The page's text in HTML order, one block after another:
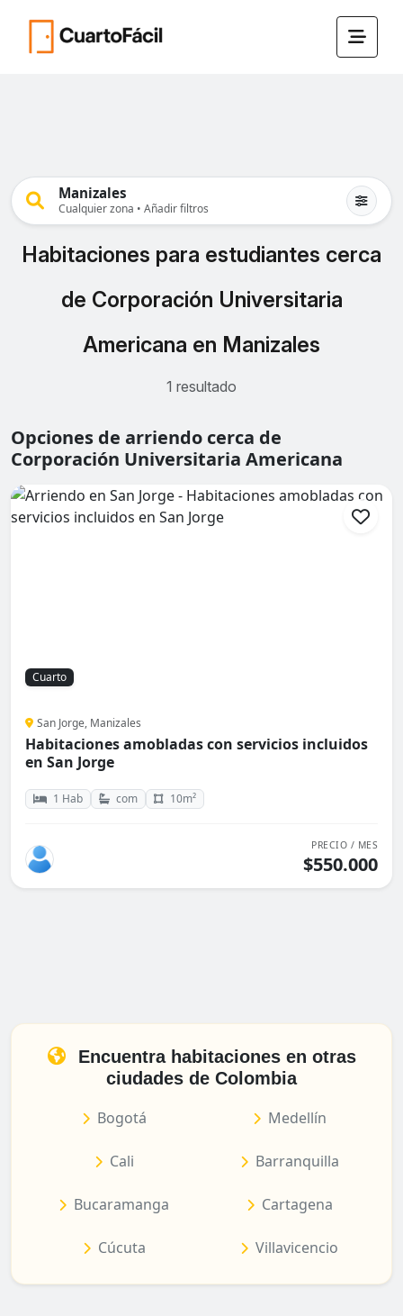
Manizales
Cualquier zona • Añadir filtros
Habitaciones para estudiantes cerca
de Corporación Universitaria
Americana en Manizales
1 resultado
Opciones de arriendo cerca de
Corporación Universitaria Americana
Cuarto
San Jorge, Manizales
Habitaciones amobladas con servicios incluidos
en San Jorge
1 Hab com 10m²
PRECIO / MES
$550.000
Encuentra habitaciones en otras
ciudades de Colombia
Bogotá
Medellín
Cali Barranquilla
Bucaramanga Cartagena
Cúcuta Villavicencio